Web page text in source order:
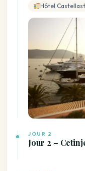
Hôtel
JOUR 2
Jour 2 –